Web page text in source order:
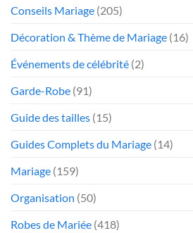
Conseils Mariage (205)
Décoration & Thème de Mariage (16)
Événements de célébrité (2)
Garde-Robe (91)
Guide des tailles (15)
Guides Complets du Mariage (14)
Mariage (159)
Organisation (50)
Robes de Mariée (418)